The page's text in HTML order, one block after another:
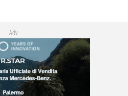
Adv